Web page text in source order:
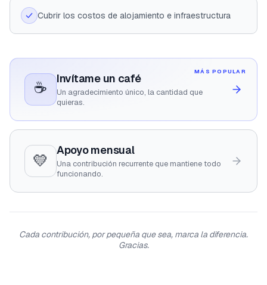
Cubrir los costos de alojamiento e infraestructura
MÁS POPULAR
☕ Invítame un café
Un agradecimiento único, la cantidad que
quieras.
💛
Apoyo mensual
Una contribución recurrente que mantiene todo
funcionando.
Cada contribución, por pequeña que sea, marca la diferencia.
Gracias.